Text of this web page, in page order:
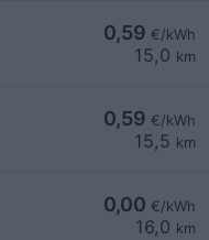
0,59 €/kWh
15,0 km
0,59 €/kWh
15,5 km
0,00 €/kWh
16,0 km